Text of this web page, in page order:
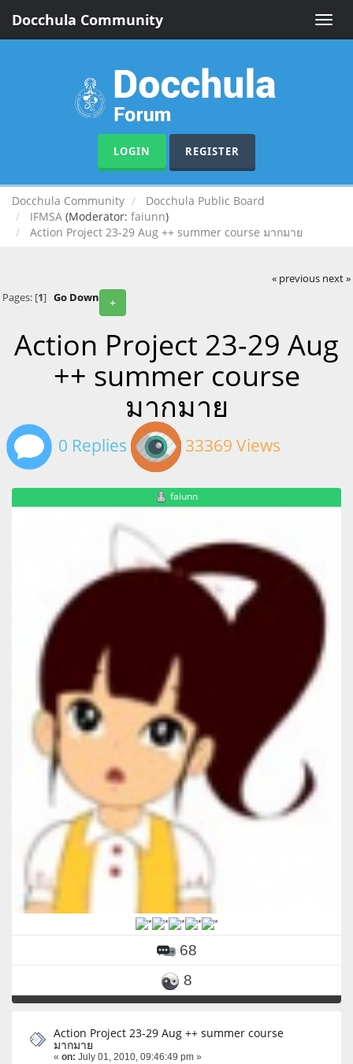
Toggle
Docchula Community
LOGIN REGISTER
Docchula Community
Docchula Public Board
IFMSA (Moderator: faiunn)
Action Project 23-29 Aug ++ summer course มากมาย
« previous next »
+
Pages: [1] Go Down
Action Project 23-29 Aug
++ summer course
มากมาย
0 Replies 33369 Views
faiunn
68
8
Action Project 23-29 Aug ++ summer course
มากมาย
« on: July 01, 2010, 09:46:49 pm »